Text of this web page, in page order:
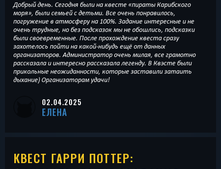
Добрый день. Сегодня были на квесте «пираты Карибского
моря», были семьей с детьми. Все очень понравилось,
погружение в атмосферу на 100%. Задание интересные и не
очень трудные, но без подсказок мы не обошлись, подсказки
были своевременные. После прохождение квеста сразу
захотелось пойти на какой-нибудь ещё от данных
организаторов. Администратор очень милая, все грамотно
рассказала и интересно рассказала легенду. В Квэсте были
прикольные неожиданности, которые заставили затаить
дыхание) Организаторам удачи!
02.04.2025
ЕЛЕНА
КВЕСТ ГАРРИ ПОТТЕР: